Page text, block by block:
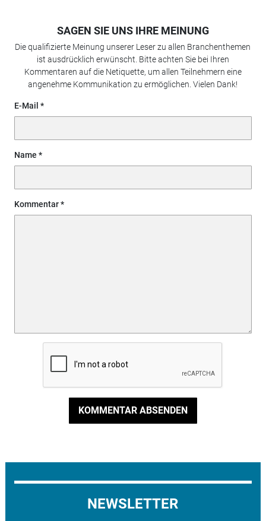
SAGEN SIE UNS IHRE MEINUNG
Die qualifizierte Meinung unserer Leser zu allen Branchenthemen
ist ausdrücklich erwünscht. Bitte achten Sie bei Ihren
Kommentaren auf die Netiquette, um allen Teilnehmern eine
angenehme Kommunikation zu ermöglichen. Vielen Dank!
E-Mail
Name
Kommentar
KOMMENTAR ABSENDEN
NEWSLETTER